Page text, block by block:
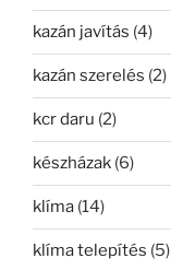
kazán javítás (4)
kazán szerelés (2)
kcr daru (2)
készházak (6)
klíma (14)
klíma telepítés (5)